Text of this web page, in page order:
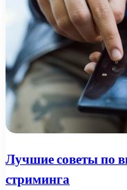
Лучшие советы по
стриминга